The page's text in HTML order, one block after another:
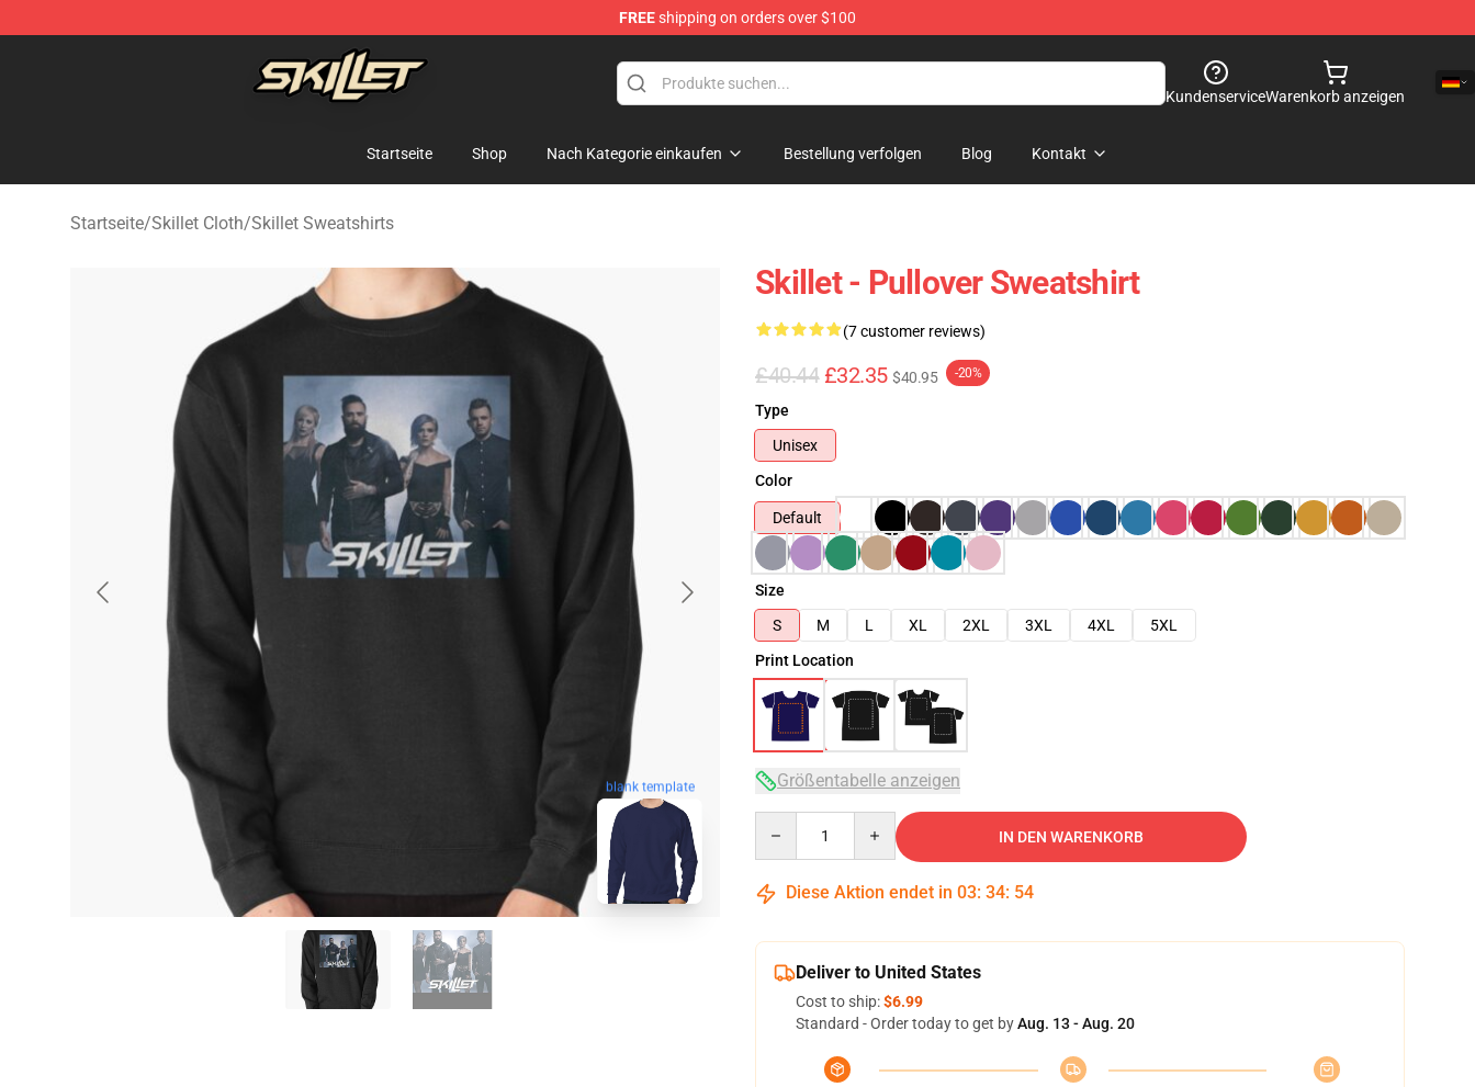
FREEshipping on orders over $100
Skillet Shop - Official Skillet Merchandise Store
KundenserviceWarenkorb anzeigen
Startseite Shop Nach Kategorie einkaufen Bestellung verfolgen Blog Kontakt
Startseite/Skillet Cloth/Skillet Sweatshirts
blank template
Skillet - Pullover Sweatshirt
(7 customer reviews)
£40.44 £32.35 $40.95 -20%
Type
Unisex
Color
Default
Size
S
M L XL 2XL 3XL 4XL
5XL
Print Location
Größentabelle anzeigen
IN DEN WARENKORB
Diese Aktion endet in 03: 34: 53
Deliver to United States
Cost to ship:$6.99
Standard - Order today to get byAug. 13 - Aug. 20